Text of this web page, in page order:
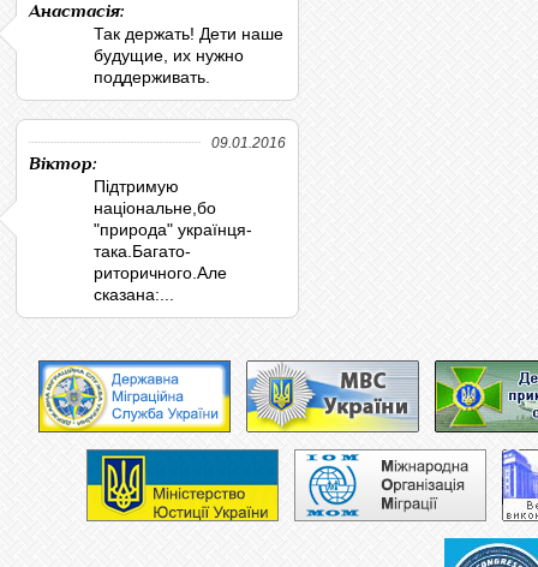
Анастасія:
Так держать! Дети наше
будущие, их нужно
поддерживать.
09.01.2016
Віктор:
Підтримую
національне,бо
"природа" українця-
така.Багато-
риторичного.Але
сказана:...